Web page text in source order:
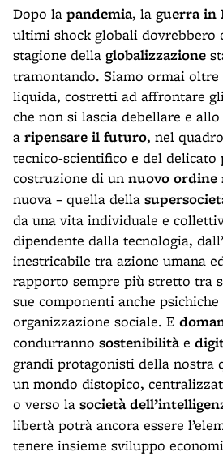
Dopo la pandemia, la guerra in
ultimi shock globali dovrebbero
stagione della globalizzazione
tramontando. Siamo ormai
liquida, costretti ad affrontare
che non si lascia debellare e
a ripensare il futuro, nel
tecnico-scientifico e del delicato
costruzione di un nuovo ordine
nuova – quella della
da una vita individuale e
dipendente dalla tecnologia,
inestricabile tra azione umana
rapporto sempre più stretto tra
sue componenti anche
organizzazione sociale. E
condurranno sostenibilitàe
grandi protagonisti della nostra
un mondo distopico,
o verso la società
libertà potrà ancora essere
tenere insieme sviluppo